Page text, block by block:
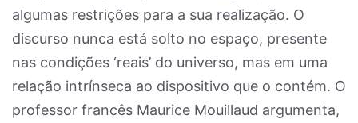
algumas restrições para a sua realização. O
discurso nunca está solto no espaço, presente
nas condições ‘reais’ do universo, mas em uma
relação intrínseca ao dispositivo que o contém. O
professor francês Maurice Mouillaud argumenta,